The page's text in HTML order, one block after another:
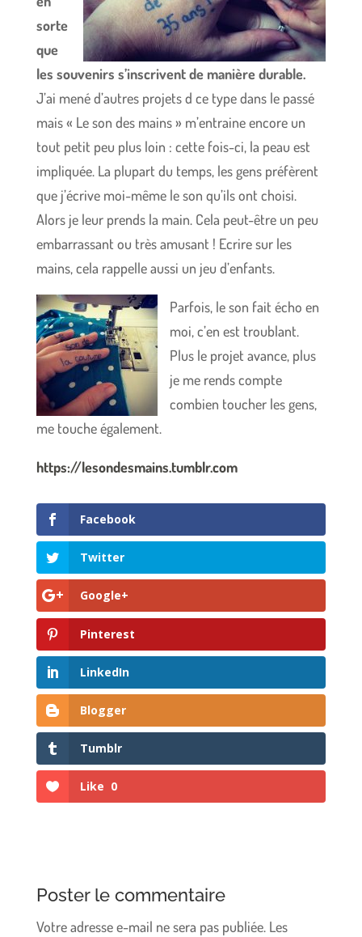
sorte
que
les souvenirs s’inscrivent de manière durable.
J’ai mené d’autres projets d ce type dans le passé
mais « Le son des mains » m’entraine encore un
tout petit peu plus loin : cette fois-ci, la peau est
impliquée. La plupart du temps, les gens préfèrent
que j’écrive moi-même le son qu’ils ont choisi.
Alors je leur prends la main. Cela peut-être un peu
embarrassant ou très amusant ! Ecrire sur les
mains, cela rappelle aussi un jeu d’enfants.
Parfois, le son fait écho en
moi, c’en est troublant.
Plus le projet avance, plus
je me rends compte
combien toucher les gens,
me touche également.
https://lesondesmains.tumblr.com
Facebook
Twitter
Google+
Pinterest
LinkedIn
Blogger
Tumblr
Like 0
Poster le commentaire
Votre adresse e-mail ne sera pas publiée. Les